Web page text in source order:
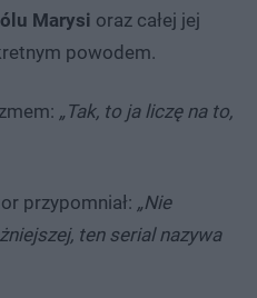
Marysi oraz całej jej
powodem.
„Tak, to ja liczę na to,
przypomniał: „Nie
ten serial nazywa